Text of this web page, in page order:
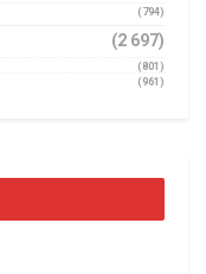
(794)
(2 697)
(801)
(961)